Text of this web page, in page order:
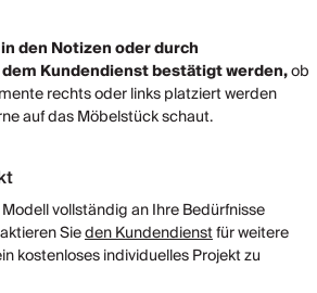
in den Notizen oder durch
Kundendienst bestätigt werden,ob
rechts oder links platziert werden
auf das Möbelstück schaut.
vollständig an Ihre Bedürfnisse
Sieden Kundendienstfür weitere
kostenloses individuelles Projekt zu